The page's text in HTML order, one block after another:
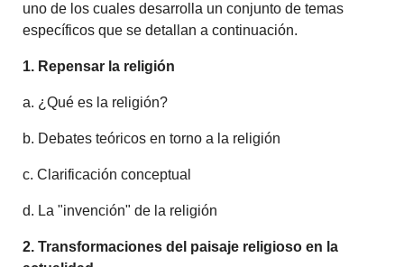
uno de los cuales desarrolla un conjunto de temas
específicos que se detallan a continuación.
1. Repensar la religión
a. ¿Qué es la religión?
b. Debates teóricos en torno a la religión
c. Clarificación conceptual
d. La "invención" de la religión
2. Transformaciones del paisaje religioso en la